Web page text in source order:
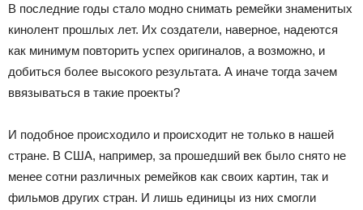
В последние годы стало модно снимать ремейки знаменитых
кинолент прошлых лет. Их создатели, наверное, надеются
как минимум повторить успех оригиналов, а возможно, и
добиться более высокого результата. А иначе тогда зачем
ввязываться в такие проекты?
И подобное происходило и происходит не только в нашей
стране. В США, например, за прошедший век было снято не
менее сотни различных ремейков как своих картин, так и
фильмов других стран. И лишь единицы из них смогли